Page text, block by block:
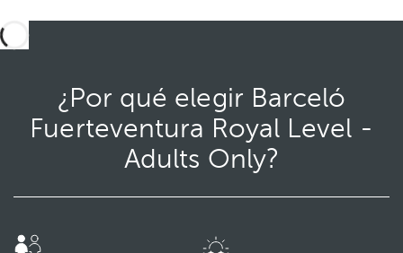
¿Por qué elegir Barceló
Fuerteventura Royal Level -
Adults Only?